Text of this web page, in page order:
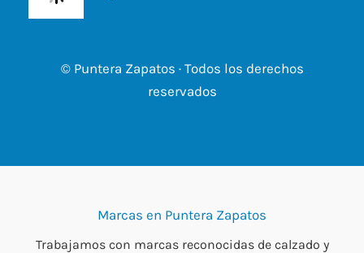
© Puntera Zapatos · Todos los derechos
reservados
Marcas en Puntera Zapatos
Trabajamos con marcas reconocidas de calzado y